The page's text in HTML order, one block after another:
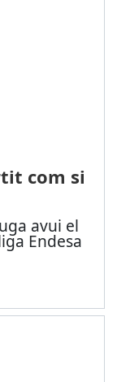
com si
avui el
Endesa